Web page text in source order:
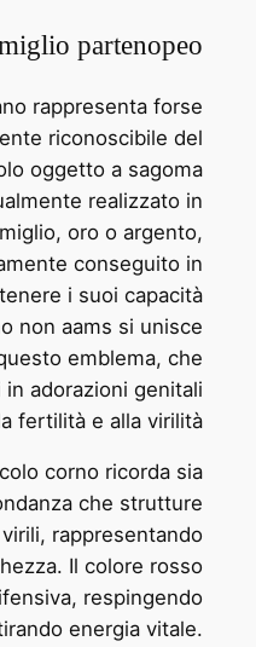
partenopeo
rappresenta forse
riconoscibile del
oggetto a sagoma
realizzato in
oro o argento,
conseguito in
i suoi capacità
non aams si unisce
emblema, che
in adorazioni genitali
fertilità e alla virilità.
corno ricorda sia
che strutture
rappresentando
Il colore rosso
respingendo
energia vitale.